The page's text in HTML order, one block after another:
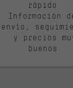
rápido.
Información
envío,
y precios
buenos.